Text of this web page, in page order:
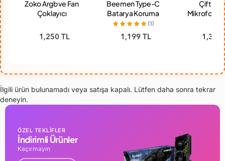
Zoko Argb ve Fan
Çoklayıcı
1,250 TL
Beemen Type-C
Batarya Koruma
Adaptörü Hızlı Şarj
Destekli X01
(1)
1,199 TL
Çiftli
Mikrofon
Lightning,
Aux
1,369
İlgili ürün bulunamadı veya satışa kapalı. Lütfen daha sonra tekrar
deneyin.
ÖZEL TEKLİFLER
İndirimli Ürünler
Kaçırmayın